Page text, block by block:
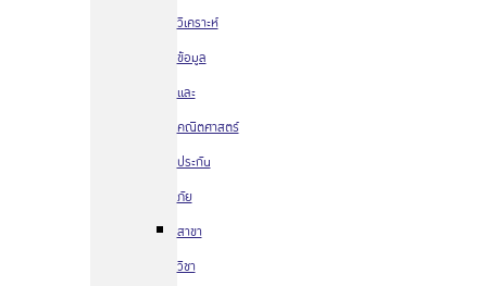
วิเคราะห์
ข้อมูล
และ
คณิตศาสตร์
ประกัน
ภัย
สาขา
วิชา